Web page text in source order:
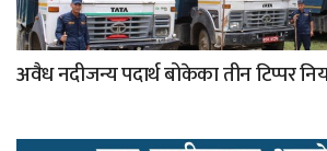
अवैध नदीजन्य पदार्थ बोकेका तीन टिप्पर